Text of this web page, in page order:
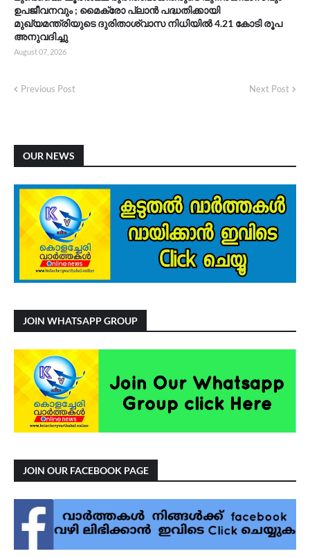
ഉപജീവനവും ; മൈക്രോ പ്ലാൻ പദ്ധതിക്കായി
മുഖ്യമന്ത്രിയുടെ ദുരിതാശ്വാസ നിധിയിൽ 4.21 കോടി രൂപ
അനുവദിച്ചു
August 07, 2026
Previous Post Next Post
OUR NEWS
JOIN WHATSAPP GROUP
JOIN OUR FACEBOOK PAGE